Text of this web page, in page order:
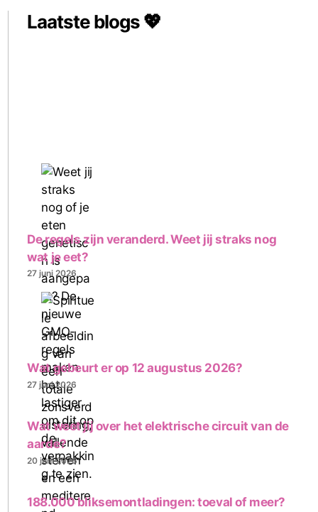
Laatste blogs 💖
De regels zijn veranderd. Weet jij straks nog
wat je eet?
27 juni 2026
Wat gebeurt er op 12 augustus 2026?
27 juni 2026
Wat weet jij over het elektrische circuit van de
aarde?
20 juni 2026
188.000 bliksemontladingen: toeval of meer?